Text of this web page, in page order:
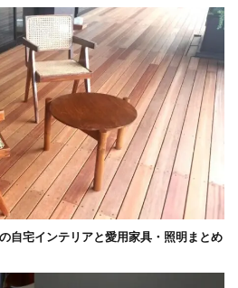
自宅インテリアと愛用家具・照明まとめ